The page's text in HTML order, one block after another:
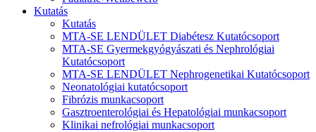
Kutatás
Kutatás
MTA-SE LENDÜLET Diabétesz Kutatócsoport
MTA-SE Gyermekgyógyászati és Nephrológiai
Kutatócsoport
MTA-SE LENDÜLET Nephrogenetikai Kutatócsoport
Neonatológiai kutatócsoport
Fibrózis munkacsoport
Gasztroenterológiai és Hepatológiai munkacsoport
Klinikai nefrológiai munkacsoport